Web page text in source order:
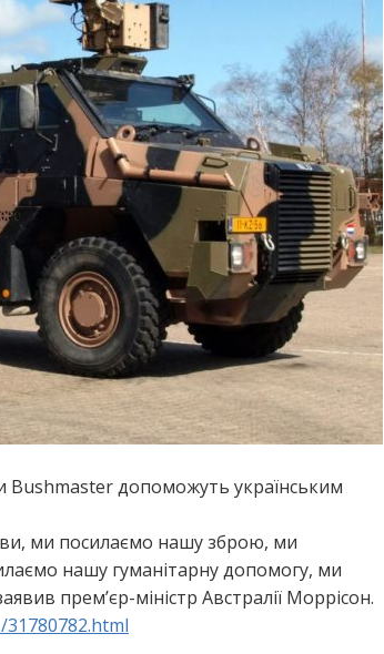
Bushmaster допоможуть українським
ми посилаємо нашу зброю, ми
нашу гуманітарну допомогу, ми
премʼєр-міністр Австралії Моррісон.